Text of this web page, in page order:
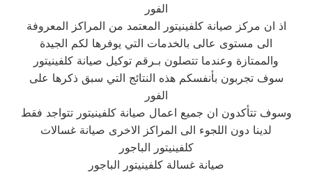
الفور
اذ ان مركز صيانة كلفينيتور المعتمد من المراكز المعروفة
الى مستوى عالى بالخدمات التي يوفرها لكم الجيدة
والممتازة وعندما تتصلون بـرقم توكيل صيانة كلفينيتور
سوف تجربون بأنفسكم هذه النتائج التي سبق ذكرها على
الفور
وسوف تتأكدون ان جميع اعمال صيانة كلفينيتور تتواجد فقط
لدينا دون اللجوء الى المراكز الاخرى صيانة غسالات
كلفينيتور الباجور
صيانة غسالة كلفينيتور الباجور